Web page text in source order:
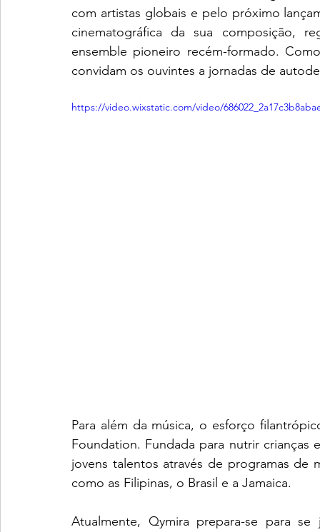
com artistas globais e pelo próximo
cinematográfica da sua composição,
ensemble pioneiro recém-formado.
convidam os ouvintes a jornadas de
https://video.wixstatic.com/video/
Para além da música, o esforço
Foundation. Fundada para nutrir crianças
jovens talentos através de programas de
como as Filipinas, o Brasil e a Jamaica.
Atualmente, Qymira prepara-se para